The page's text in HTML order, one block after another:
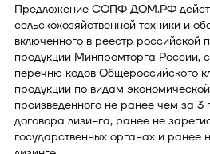
Предложение СОПФ ДОМ.РФ
сельскохозяйственной техники и
включенного в реестр российской
продукции Минпромторга России,
перечню кодов Общероссийского
продукции по видам
произведенного не ранее чем за 3
договора лизинга, ранее не
государственных органах и ранее